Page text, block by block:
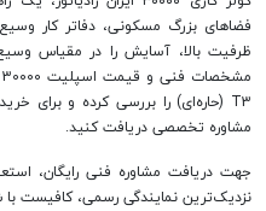
فضاهای بزرگ مسکونی، دفاتر کار
ظرفیت بالا، آسایش را در مقیاس
مشاوره تخصصی دریافت کنید.
نزدیک‌ترین نمایندگی رسمی، کافیست با شماره ۱۶۰۰ تماس